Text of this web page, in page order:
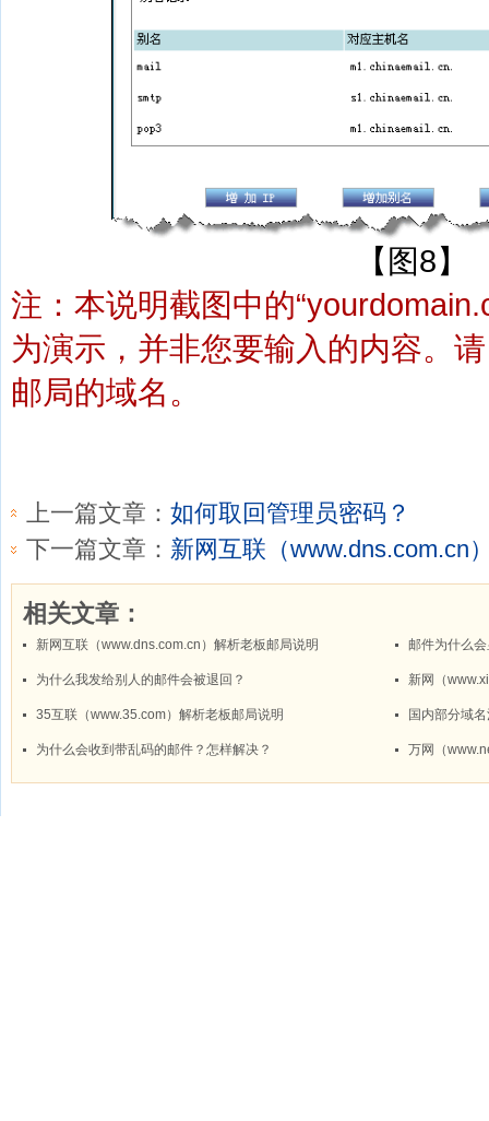
【图8】
注：本说明截图中的
为演示，并非您要输入的内容。
邮局的域名。
上一篇文章： 如何取回管理员密码？
下一篇文章： 新网互联（www.dns.com.cn
相关文章：
新网互联（www.dns.com.cn）解析老板邮局说明 邮件为什么
为什么我发给别人的邮件会被退回？ 新网（
35互联（www.35.com）解析老板邮局说明 国内部分域
为什么会收到带乱码的邮件？怎样解决？ 万网（